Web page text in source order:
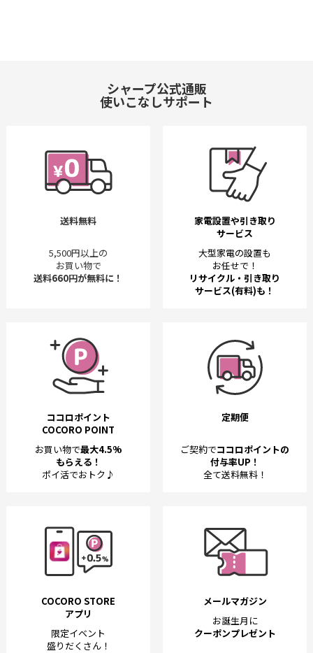
シャープ公式通販
使いこなしサポート
送料無料
5,500円以上の
お買い物で
送料660円が無料に！
家電設置や引き取り
サービス
大型家電の設置も
お任せで！
リサイクル・引き取り
サービス(有料)も！
ココロポイント
COCORO POINT
お買い物で最大4.5%
もらえる！
ポイ活でおトク♪
定期便
ご契約でココロポイントの
付与率UP！
全て送料無料！
COCORO STORE
アプリ
限定イベント
盛りだくさん！
メールマガジン
お誕生月に
クーポンプレゼント